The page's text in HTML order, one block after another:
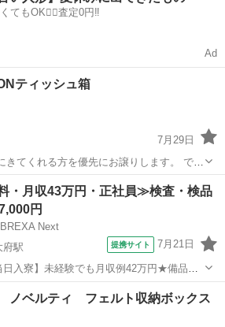
いただきます...
てもOK🙆‍♀️査定0円‼️
Ad
ティッシュ箱
7月29日
てくれる方を優先にお譲りします。 でき
三LAWSON出入口駐車場所に取り引きに
いただきます。 よろしくおねがいしま
ティグッズ LAWSON
・月収43万円・正社員≫検査・検品
円
Next
府駅
提携サイト 7月21日
日入寮】未経験でも月収例42万円★備品付
◎昇給・業績賞与あり！組立や塗装など
気の工場のお仕事 ◇自動
ノベルティ フェルト収納ボックス